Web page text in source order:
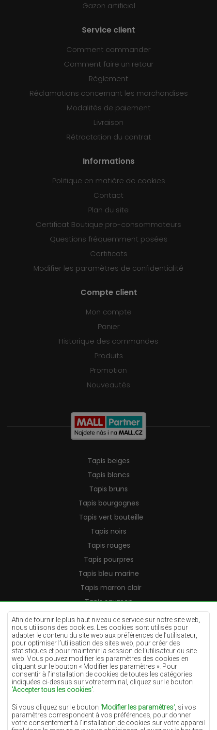
Afin de fournir le plus haut niveau de service sur notre site web,
nous utilisons des cookies. Les cookies sont utilisés pour
adapter le contenu du site web aux préférences de l’utilisateur,
pour optimiser l’utilisation des sites web, pour créer des
statistiques et pour maintenir la session de l’utilisateur du site
web. Vous pouvez modifier les paramètres des cookies en
cliquant sur le bouton « Modifier les paramètres ». Pour
consentir à l’installation de cookies de toutes les catégories
indiquées ci-dessus sur votre terminal, cliquez sur le bouton
'Accepter tous les cookies'
Si vous cliquez sur le bouton 'Modifier les paramètres' , si vos
paramètres correspondent à vos préférences, pour donner
votre consentement à l'installation de cookies sur votre appareil
Gazon artificiel
Service client
Comment commander
Comment faire un retour
Règlement
Réclamations concernant les marchandises
Modalités de paiement
Livraison
Rétractation du contrat
Informations
Politique en matière de cookies
Contact
Plan du site
Certificat Boutique pro-consommateurs
Questions fréquemment posées
Certificats
Modifier les paramètres de confidentialité
Compte client
Mon compte
Panier
Historique des commandes
Produits
Promotion
Nouveautés
Tapis beiges
Tapis blancs
Tapis bruns
Tapis bourgognes
Tapis vert bouteille
Tapis noirs
Tapis rouges
Tapis pourpres
Tapis bleu marine
Tapis marron clair
Tapis saumon
Tapis crème
Tapis lilas
Tapis jaunes
Tapis menthe
Tapis bleus
Tapis oranges
Tapis gris